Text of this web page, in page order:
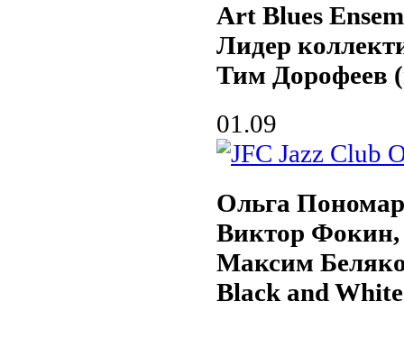
Art Blues
Лидер
Тим Дорофеев
01.09
Ольга
Виктор
Максим
Black and